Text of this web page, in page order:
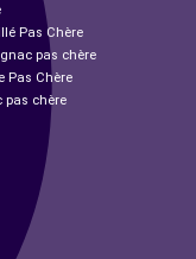
Pas Chère
pas chère
Pas Chère
pas chère